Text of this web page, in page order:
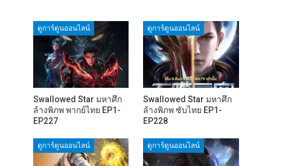
ดูการ์ตูนออนไลน์
Swallowed Star มหาศึก
ล้างพิภพ พากย์ไทย EP1-
EP227
ดูการ์ตูนออนไลน์
Swallowed Star มหาศึก
ล้างพิภพ ซับไทย EP1-
EP228
ดูการ์ตูนออนไลน์ ดูการ์ตูนออนไลน์